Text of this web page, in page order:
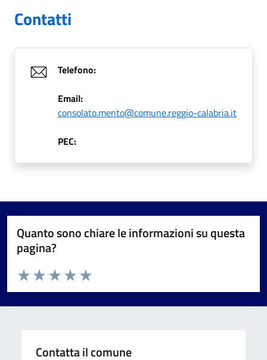
Contatti
Telefono:
Email:
consolato.mento@comune.reggio-calabria.it
PEC:
Quanto sono chiare le informazioni su questa
pagina?
Valuta da 1 a 5 stelle la pagina
Valuta 5 stelle su 5
Valuta 4 stelle su 5
Valuta 3 stelle su 5
Valuta 2 stelle su 5
Valuta 1 stelle su 5
Contatta il comune